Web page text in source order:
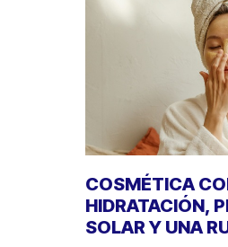
COSMÉTICA
HIDRATACIÓN,
SOLAR Y UNA